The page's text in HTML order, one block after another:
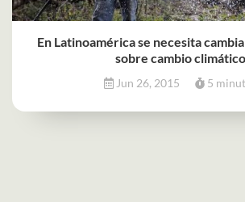
En Latinoamérica se necesita
sobre cambio climático
Jun 26, 2015 5